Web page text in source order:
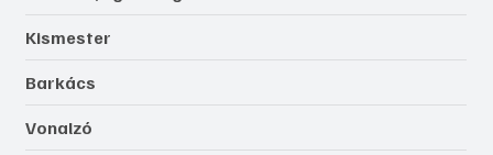
Kismester
Barkács
Vonalzó